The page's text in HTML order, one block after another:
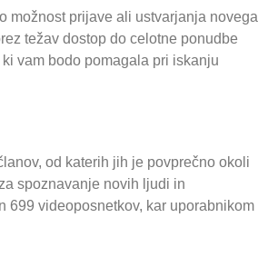
možnost prijave ali ustvarjanja novega
težav dostop do celotne ponudbe
vam bodo pomagala pri iskanju
od katerih jih je povprečno okoli
spoznavanje novih ljudi in
699 videoposnetkov, kar uporabnikom